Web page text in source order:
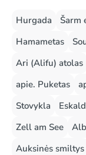
Hurgada Šarm
Hamametas
Ari (Alifu) atolas
apie. Puketas
Stovykla
Zell am See
Auksinės smiltys